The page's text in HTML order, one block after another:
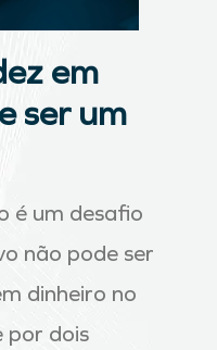
em
ser um
é um desafio
não pode ser
dinheiro no
por dois